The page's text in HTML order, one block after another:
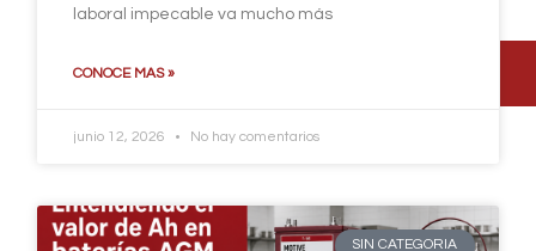
laboral impecable va mucho más
CONOCE MAS »
junio 12, 2026 No hay comentarios
SIN CATEGORIA